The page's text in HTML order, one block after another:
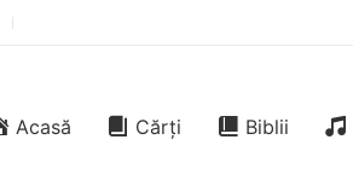
Acasă Cărți Biblii